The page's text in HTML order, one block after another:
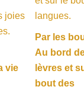
vie
Par les
Au bord
lèvres et
bout des